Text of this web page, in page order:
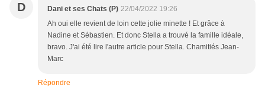
D Dani et ses Chats (P) 22/04/2022 19:26
Ah oui elle revient de loin cette jolie minette ! Et grâce à
Nadine et Sébastien. Et donc Stella a trouvé la famille idéale,
bravo. J'ai été lire l'autre article pour Stella. Chamitiés Jean-
Marc
Répondre